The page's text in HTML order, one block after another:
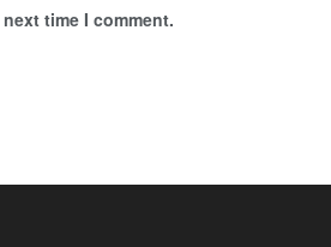
time I comment.